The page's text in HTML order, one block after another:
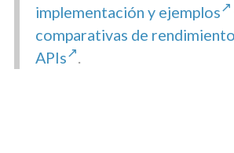
implementación y ejemplos
comparativas de
APIs